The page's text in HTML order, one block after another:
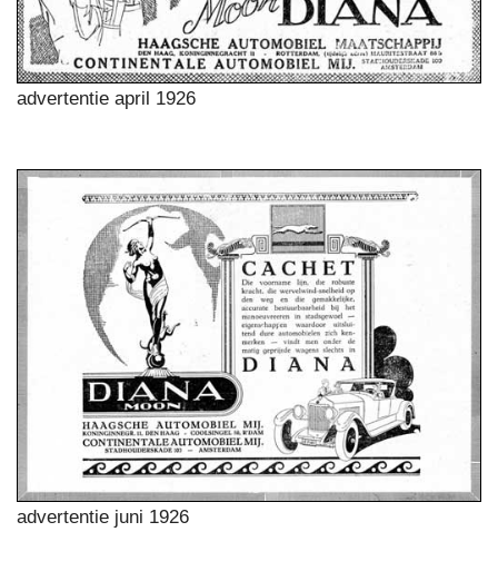
advertentie april 1926
advertentie juni 1926